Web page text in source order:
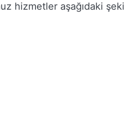
hizmetler aşağıdaki